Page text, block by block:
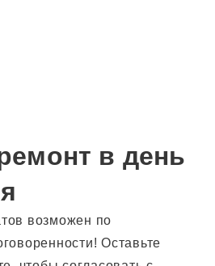
в день
возможен по
Оставьте